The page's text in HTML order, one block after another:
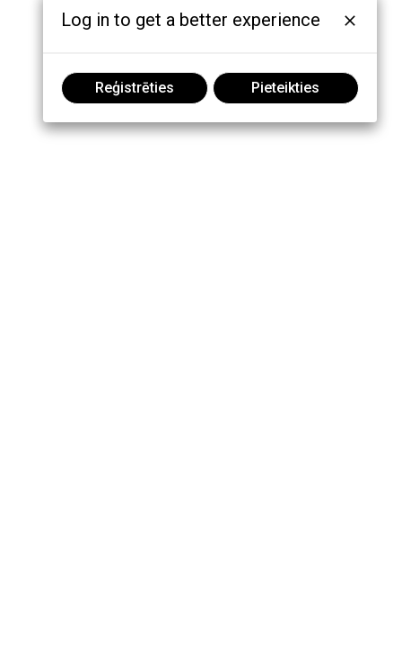
Log in to get a better experience
Reģistrēties Pieteikties